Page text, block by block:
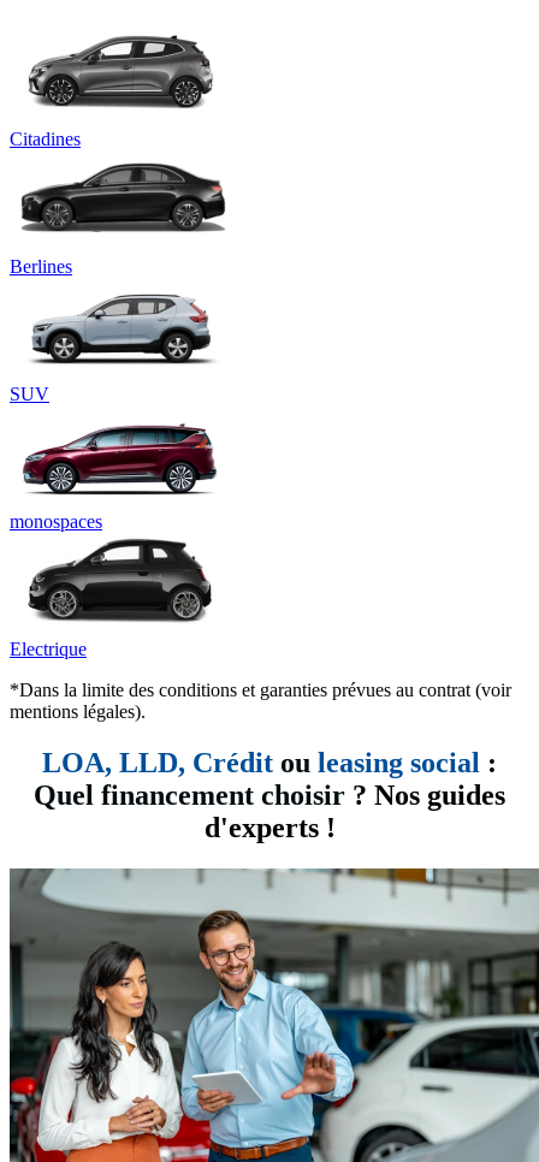
Citadines
Berlines
SUV
monospaces
Electrique
*Dans la limite des conditions et garanties prévues au contrat (voir
mentions légales).
LOA, LLD, Crédit ou leasing social :
Quel financement choisir ? Nos guides
d'experts !